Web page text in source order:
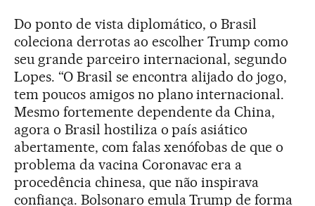
Do ponto de vista diplomático, o Brasil
coleciona derrotas ao escolher Trump como
seu grande parceiro internacional, segundo
Lopes. “O Brasil se encontra alijado do jogo,
tem poucos amigos no plano internacional.
Mesmo fortemente dependente da China,
agora o Brasil hostiliza o país asiático
abertamente, com falas xenófobas de que o
problema da vacina Coronavac era a
procedência chinesa, que não inspirava
confiança. Bolsonaro emula Trump de forma